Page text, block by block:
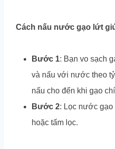
Cách nấu nước gạo lứt
Bước 1: Bạn vo sạch
và nấu với nước theo
nấu cho đến khi gạo
Bước 2: Lọc nước gạo
hoặc tấm lọc.